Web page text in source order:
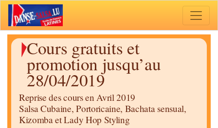
Cours gratuits et
promotion jusqu’au
28/04/2019
Reprise des cours en Avril 2019
Salsa Cubaine, Portoricaine, Bachata sensual,
Kizomba et Lady Hop Styling